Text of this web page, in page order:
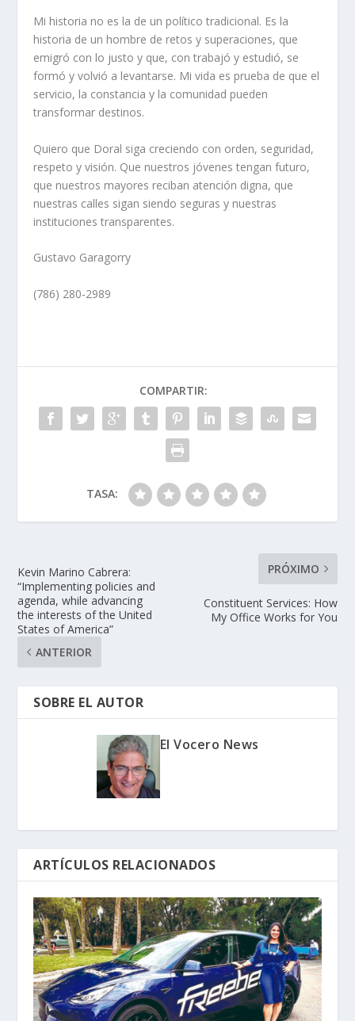
Mi historia no es la de un político tradicional. Es la
historia de un hombre de retos y superaciones, que
emigró con lo justo y que, con trabajó y estudió, se
formó y volvió a levantarse. Mi vida es prueba de que el
servicio, la constancia y la comunidad pueden
transformar destinos.
Quiero que Doral siga creciendo con orden, seguridad,
respeto y visión. Que nuestros jóvenes tengan futuro,
que nuestros mayores reciban atención digna, que
nuestras calles sigan siendo seguras y nuestras
instituciones transparentes.
Gustavo Garagorry
(786) 280-2989
COMPARTIR:
TASA:
Kevin Marino Cabrera:
“Implementing policies and
agenda, while advancing
the interests of the United
States of America”
ANTERIOR
PRÓXIMO
Constituent Services: How
My Office Works for You
SOBRE EL AUTOR
El Vocero News
ARTÍCULOS RELACIONADOS